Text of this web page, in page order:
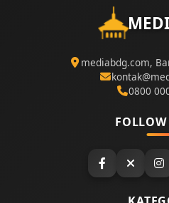
mediabdg.com,
0800